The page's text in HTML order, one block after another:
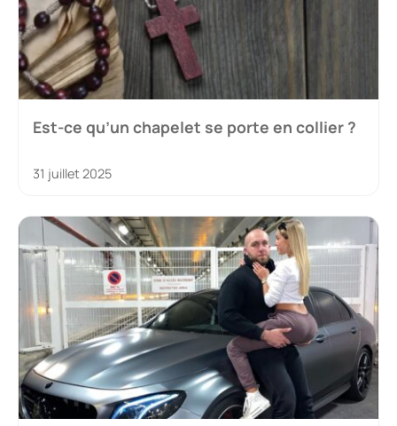
Est-ce qu’un chapelet se porte en collier ?
31 juillet 2025